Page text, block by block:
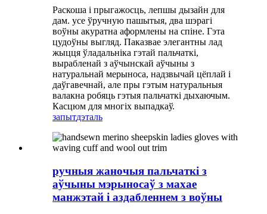
Раскоша і прыгажосць, лепшы дызайн для
дам. усе ўручную пашытыя, два шэрагі
воўны акуратна аформлены на спіне. Гэта
цудоўны выгляд. Паказвае элегантны лад
жыцця ўладальніка гэтай пальчаткі,
вырабленай з аўчынскай аўчыны з
натуральнай мерыноса, надзвычай цёплай і
даўгавечнай, але пры гэтым натуральныя
валакна робяць гэтыя пальчаткі дыхаючым.
Касцюм для многіх выпадкаў.
запытдэталь
ручныя жаночыя пальчаткі з
аўчыны мэрыносаў з махае
манжэтай і аздабленнем з воўны